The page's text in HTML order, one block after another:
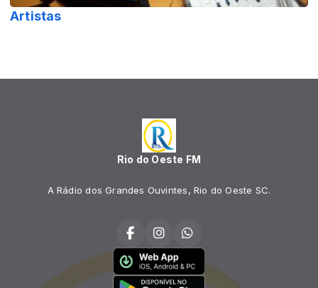
Artistas
Rio do Oeste FM
A Rádio dos Grandes Ouvintes, Rio do Oeste SC.